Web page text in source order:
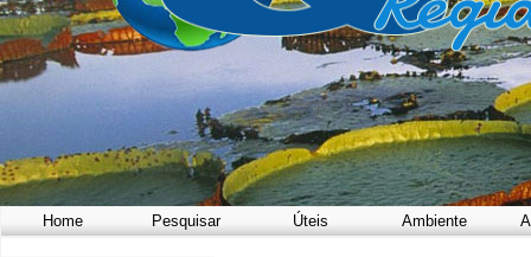
Home Pesquisar Úteis Ambiente